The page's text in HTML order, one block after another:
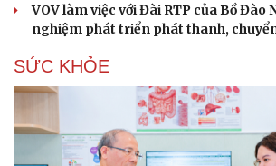
VOV làm việc với Đài RTP của Bồ Đào
nghiệm phát triển phát thanh,
SỨC KHỎE